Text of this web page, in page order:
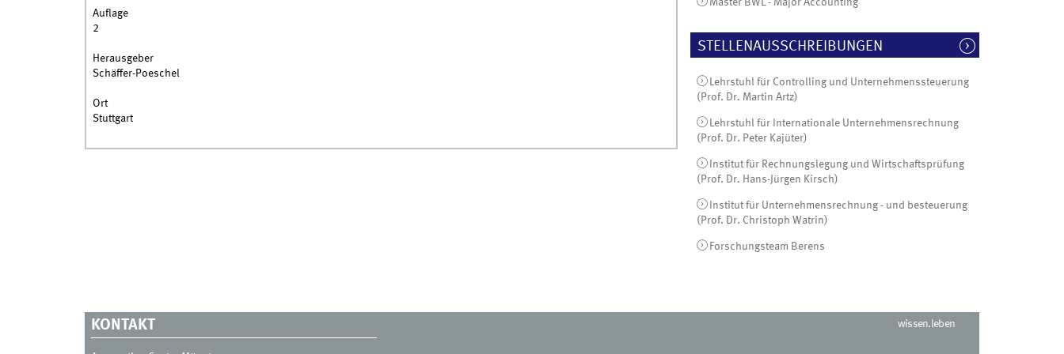
Auflage
2
Herausgeber
Schäffer-Poeschel
Ort
Stuttgart
Master BWL - Major Accounting
STELLENAUSSCHREIBUNGEN
Lehrstuhl für Controlling und Unternehmenssteuerung
(Prof. Dr. Martin Artz)
Lehrstuhl für Internationale Unternehmensrechnung
(Prof. Dr. Peter Kajüter)
Institut für Rechnungslegung und Wirtschaftsprüfung
(Prof. Dr. Hans-Jürgen Kirsch)
Institut für Unternehmensrechnung - und besteuerung
(Prof. Dr. Christoph Watrin)
Forschungsteam Berens
KONTAKT wissen.leben